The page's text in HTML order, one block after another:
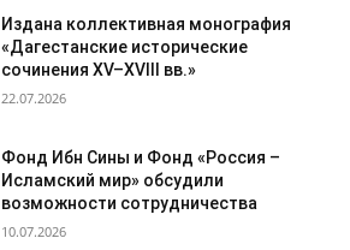
Издана коллективная монография
«Дагестанские исторические
сочинения XV–XVIII вв.»
22.07.2026
Фонд Ибн Сины и Фонд «Россия –
Исламский мир» обсудили
возможности сотрудничества
10.07.2026